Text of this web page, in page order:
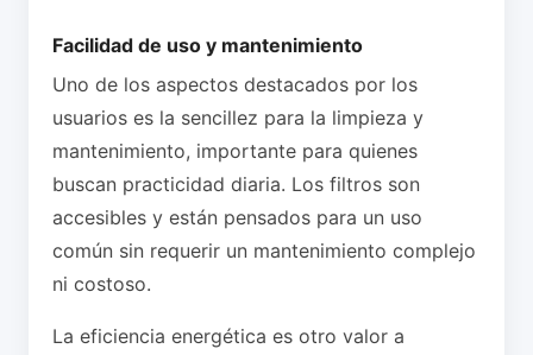
Facilidad de uso y mantenimiento
Uno de los aspectos destacados por los
usuarios es la sencillez para la limpieza y
mantenimiento, importante para quienes
buscan practicidad diaria. Los filtros son
accesibles y están pensados para un uso
común sin requerir un mantenimiento complejo
ni costoso.
La eficiencia energética es otro valor a